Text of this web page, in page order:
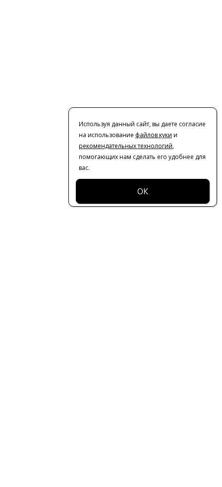
Используя данный сайт, вы даете согласие
на использование файлов куки и
рекомендательных технологий,
помогающих нам сделать его удобнее для
вас.